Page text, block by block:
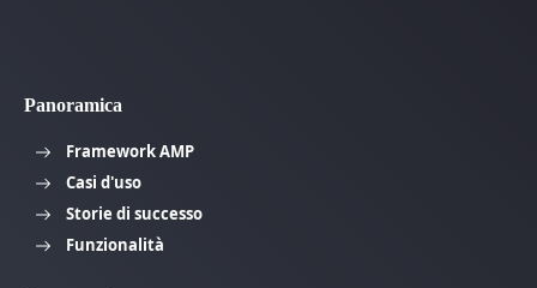
Panoramica
Framework AMP
Casi d'uso
Storie di successo
Funzionalità